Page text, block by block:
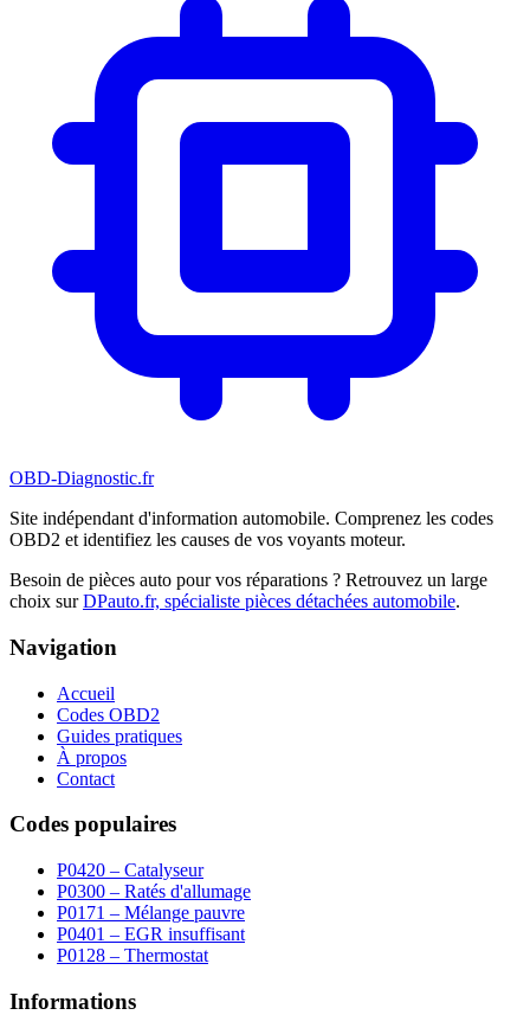
OBD-Diagnostic.fr
Site indépendant d'information automobile. Comprenez les codes
OBD2 et identifiez les causes de vos voyants moteur.
Besoin de pièces auto pour vos réparations ? Retrouvez un large
choix sur DPauto.fr, spécialiste pièces détachées automobile.
Navigation
Accueil
Codes OBD2
Guides pratiques
À propos
Contact
Codes populaires
P0420 – Catalyseur
P0300 – Ratés d'allumage
P0171 – Mélange pauvre
P0401 – EGR insuffisant
P0128 – Thermostat
Informations